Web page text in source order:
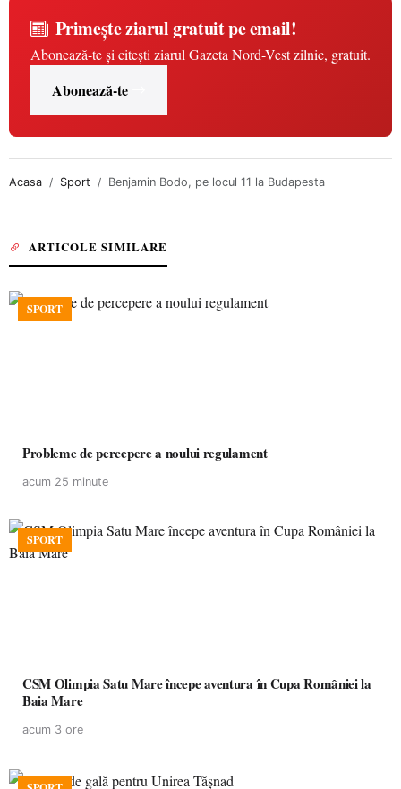
Primește ziarul gratuit pe email!
Abonează-te și citești ziarul Gazeta Nord-Vest zilnic, gratuit.
Abonează-te
Acasa Sport Benjamin Bodo, pe locul 11 la Budapesta
ARTICOLE SIMILARE
SPORT
Probleme de percepere a noului regulament
acum 25 minute
SPORT
CSM Olimpia Satu Mare începe aventura în Cupa României la
Baia Mare
acum 3 ore